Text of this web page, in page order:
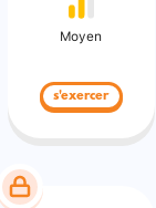
Moyen
s'exercer